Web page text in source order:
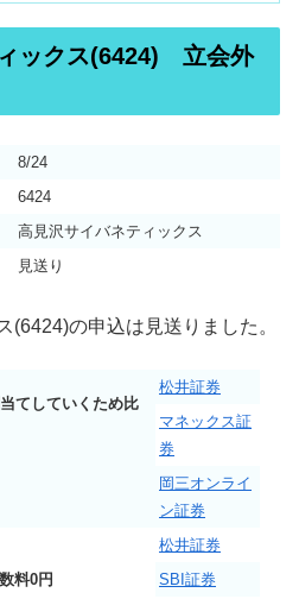
ックス(6424) 立会外
8/24
6424
高見沢サイバネティックス
見送り
(6424)の申込は見送りました。
てしていくため比
松井証券
マネックス証
券
岡三オンライ
ン証券
料0円
松井証券
SBI証券